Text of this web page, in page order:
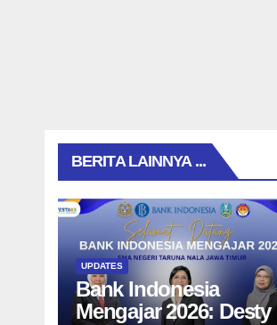
BERITA LAINNYA ...
UPDATES
Bank Indonesia
Mengajar 2026: Desty